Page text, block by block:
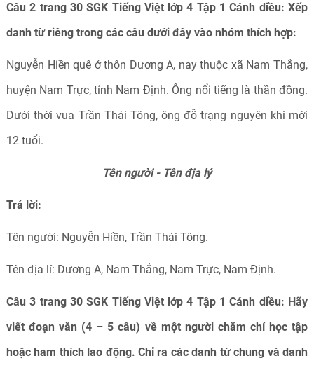
Câu 2 trang 30 SGK Tiếng Việt lớp 4 Tập 1 Cánh diều: Xếp
danh từ riêng trong các câu dưới đây vào nhóm thích hợp:
Nguyễn Hiền quê ở thôn Dương A, nay thuộc xã Nam Thắng,
huyện Nam Trực, tỉnh Nam Định. Ông nổi tiếng là thần đồng.
Dưới thời vua Trần Thái Tông, ông đỗ trạng nguyên khi mới
12 tuổi.
Tên người - Tên địa lý
Trả lời:
Tên người: Nguyễn Hiền, Trần Thái Tông.
Tên địa lí: Dương A, Nam Thắng, Nam Trực, Nam Định.
Câu 3 trang 30 SGK Tiếng Việt lớp 4 Tập 1 Cánh diều: Hãy
viết đoạn văn (4 – 5 câu) về một người chăm chỉ học tập
hoặc ham thích lao động. Chỉ ra các danh từ chung và danh